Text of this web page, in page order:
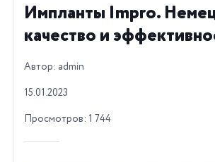
Импланты Impro.
качество и
Автор: admin
15.01.2023
Просмотров: 1 744